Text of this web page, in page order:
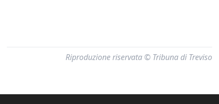
Riproduzione riservata © Tribuna di Treviso